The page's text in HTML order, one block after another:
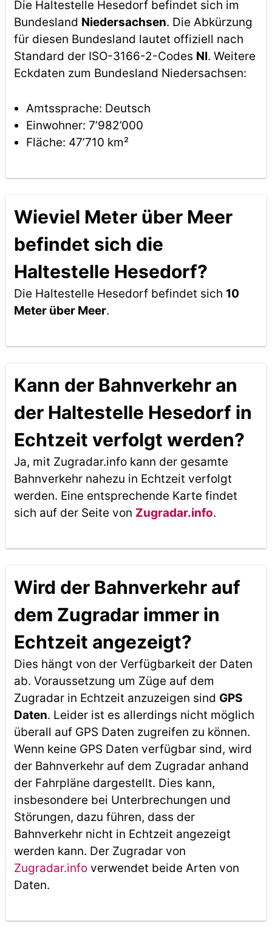
Die Haltestelle Hesedorf befindet sich im
Bundesland Niedersachsen. Die Abkürzung
für diesen Bundesland lautet offiziell nach
Standard der ISO-3166-2-Codes NI. Weitere
Eckdaten zum Bundesland Niedersachsen:
Amtssprache: Deutsch
Einwohner: 7’982’000
Fläche: 47’710 km²
Wieviel Meter über Meer
befindet sich die
Haltestelle Hesedorf?
Die Haltestelle Hesedorf befindet sich 10
Meter über Meer.
Kann der Bahnverkehr an
der Haltestelle Hesedorf in
Echtzeit verfolgt werden?
Ja, mit Zugradar.info kann der gesamte
Bahnverkehr nahezu in Echtzeit verfolgt
werden. Eine entsprechende Karte findet
sich auf der Seite von Zugradar.info.
Wird der Bahnverkehr auf
dem Zugradar immer in
Echtzeit angezeigt?
Dies hängt von der Verfügbarkeit der Daten
ab. Voraussetzung um Züge auf dem
Zugradar in Echtzeit anzuzeigen sind GPS
Daten. Leider ist es allerdings nicht möglich
überall auf GPS Daten zugreifen zu können.
Wenn keine GPS Daten verfügbar sind, wird
der Bahnverkehr auf dem Zugradar anhand
der Fahrpläne dargestellt. Dies kann,
insbesondere bei Unterbrechungen und
Störungen, dazu führen, dass der
Bahnverkehr nicht in Echtzeit angezeigt
werden kann. Der Zugradar von
Zugradar.infoverwendet beide Arten von
Daten.